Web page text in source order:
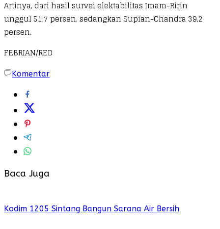
Artinya, dari hasil survei elektabilitas Imam-Ririn
unggul 51,7 persen, sedangkan Supian-Chandra 39,2
persen.
FEBRIAN/RED
Komentar
Baca Juga
Kodim 1205 Sintang Bangun Sarana Air Bersih